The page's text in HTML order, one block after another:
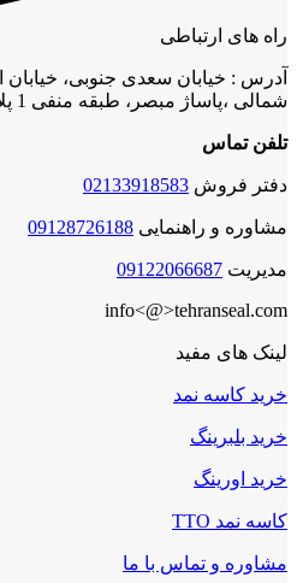
راه های ارتباطی
آدرس : خیابان سعدی جنوبی، خیابان
شمالی ،پاساژ مبصر، طبقه منفی 1 پلاک 41
تلفن تماس
دفتر فروش 02133918583
مشاوره و راهنمایی 09128726188
مدیریت 09122066687
info<@>tehranseal.com
لینک های مفید
خرید کاسه نمد
خرید بلبرینگ
خرید اورینگ
کاسه نمد TTO
مشاوره و تماس با ما